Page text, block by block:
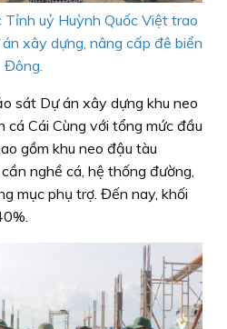
uỷ Huỳnh Quốc Việt trao
xây dựng, nâng cấp đê biển
Đông.
sát Dự án xây dựng khu neo
cá Cái Cùng với tổng mức đầu
gồm khu neo đậu tàu
nghề cá, hệ thống đường,
mục phụ trợ. Đến nay, khối